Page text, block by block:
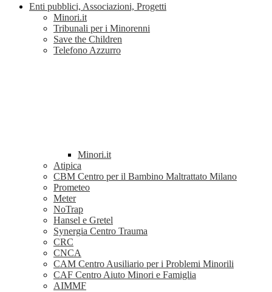
Enti pubblici, Associazioni, Progetti
Minori.it
Tribunali per i Minorenni
Save the Children
Telefono Azzurro
Minori.it
Atipica
CBM Centro per il Bambino Maltrattato Milano
Prometeo
Meter
NoTrap
Hansel e Gretel
Synergia Centro Trauma
CRC
CNCA
CAM Centro Ausiliario per i Problemi Minorili
CAF Centro Aiuto Minori e Famiglia
AIMMF